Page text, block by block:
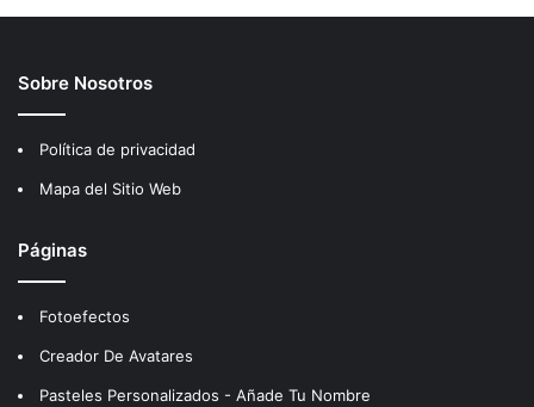
Sobre Nosotros
Política de privacidad
Mapa del Sitio Web
Páginas
Fotoefectos
Creador De Avatares
Pasteles Personalizados - Añade Tu Nombre